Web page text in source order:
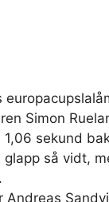
Simon
sekund
så vidt,